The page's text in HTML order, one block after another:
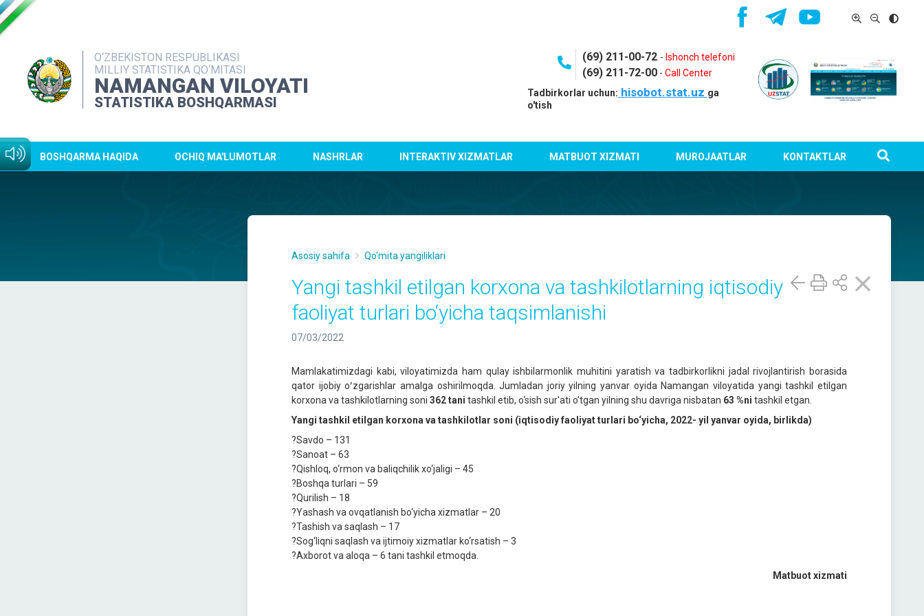
O‘ZBEKISTON RESPUBLIKASI
MILLIY STATISTIKA QO‘MITASI
NAMANGAN VILOYATI
STATISTIKA BOSHQARMASI
(69) 211-00-72 - Ishonch telefoni
(69) 211-72-00- Call Center
Tadbirkorlar uchun: hisobot.stat.uz ga
o'tish
BOSHQARMA HAQIDA OCHIQ MA'LUMOTLAR NASHRLAR INTERAKTIV XIZMATLAR MATBUOT XIZMATI MUROJAATLAR KONTAKTLAR
Asosiy sahifa Qo'mita yangiliklari
Yangi tashkil etilgan korxona va tashkilotlarning iqtisodiy
faoliyat turlari bo‘yicha taqsimlanishi
07/03/2022
Mamlakatimizdagi kabi, viloyatimizda ham qulay ishbilarmonlik muhitini yaratish va tadbirkorlikni jadal rivojlantirish borasida
qator ijobiy oʻzgarishlar amalga oshirilmoqda. Jumladan joriy yilning yanvar oyida Namangan viloyatida yangi tashkil etilgan
korxona va tashkilotlarning soni 362 tani tashkil etib, o‘sish sur'ati oʼtgan yilning shu davriga nisbatan 63 %ni tashkil etgan.
Yangi tashkil etilgan korxona va tashkilotlar soni (iqtisodiy faoliyat turlari bo‘yicha, 2022- yil yanvar oyida, birlikda)
?Savdo – 131
?Sanoat – 63
?Qishloq, o‘rmon va baliqchilik xo‘jaligi – 45
?Boshqa turlari – 59
?Qurilish – 18
?Yashash va ovqatlanish bo‘yicha xizmatlar – 20
?Tashish va saqlash – 17
?Sog‘liqni saqlash va ijtimoiy xizmatlar ko‘rsatish – 3
?Axborot va aloqa – 6 tani tashkil etmoqda.
Matbuot xizmati